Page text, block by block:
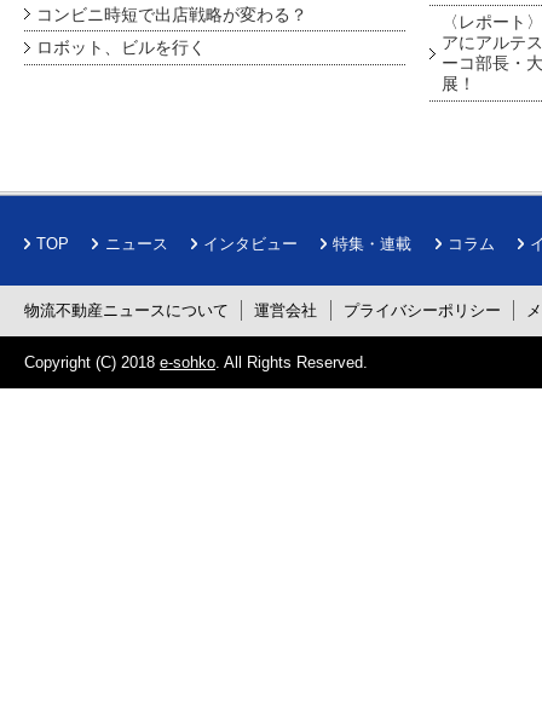
コンビニ時短で出店戦略が変わる？
ロボット、ビルを行く
〈レポート
アにアルテ
ーコ部長・
展！
TOP ニュース インタビュー 特集・連載 コラム
物流不動産ニュースについて 運営会社 プライバシーポリシー
Copyright (C) 2018 e-sohko. All Rights Reserved.